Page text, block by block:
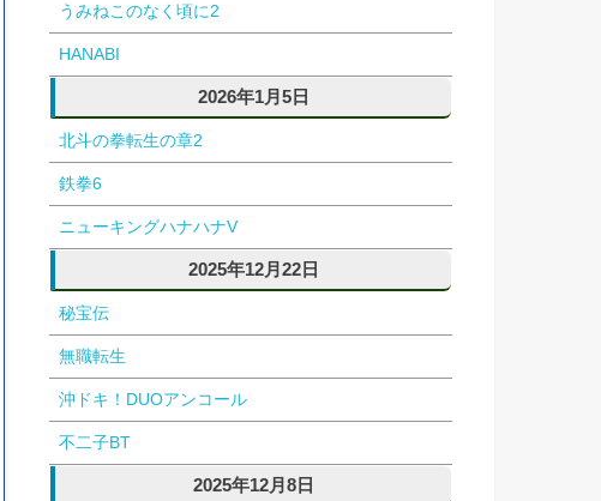
うみねこのなく頃に2
HANABI
2026年1月5日
北斗の拳転生の章2
鉄拳6
ニューキングハナハナV
2025年12月22日
秘宝伝
無職転生
沖ドキ！DUOアンコール
不二子BT
2025年12月8日